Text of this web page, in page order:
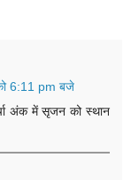
6:11 pm बजे
अंक में सृजन को स्थान